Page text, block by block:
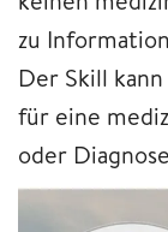
zu
Der Skill
für eine
oder